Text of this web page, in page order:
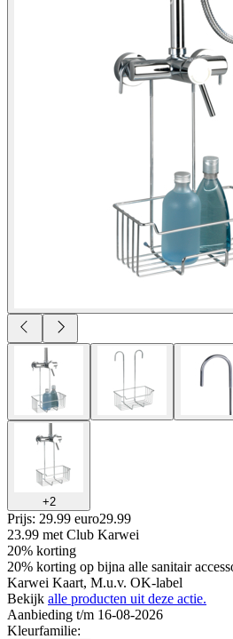
+2
Prijs: 29.99 euro29.99
23.99 met Club Karwei
20% korting
20% korting op bijna alle sanitair
Karwei Kaart, M.u.v. OK-label
Bekijk alle producten uit deze actie.
Aanbieding t/m 16-08-2026
Kleurfamilie: